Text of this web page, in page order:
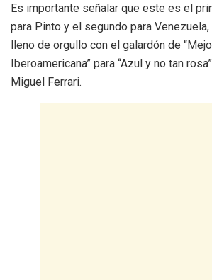
Es importante señalar que este es el
para Pinto y el segundo para
lleno de orgullo con el galardón de
Iberoamericana” para “Azul y no tan
Miguel Ferrari.